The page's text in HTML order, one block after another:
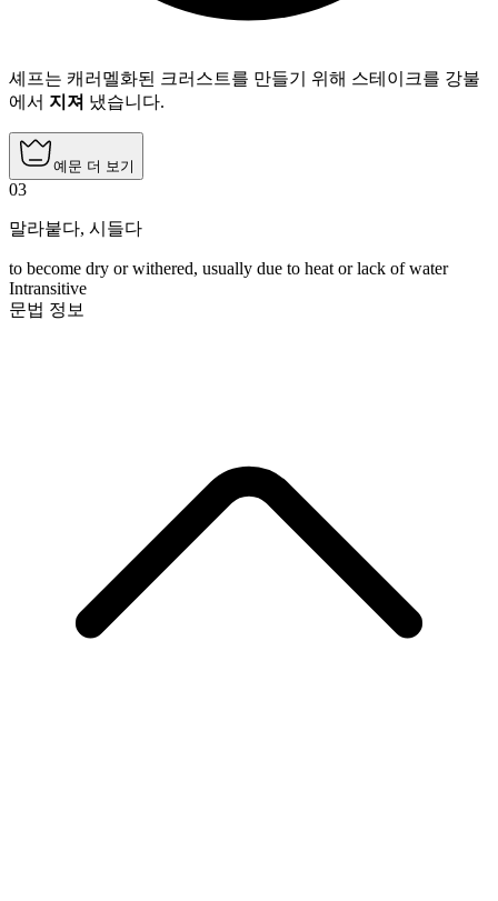
셰프는 캐러멜화된 크러스트를 만들기 위해 스테이크를 강불
에서 지져 냈습니다.
예문 더 보기
03
말라붙다, 시들다
to become dry or withered, usually due to heat or lack of water
Intransitive
문법 정보